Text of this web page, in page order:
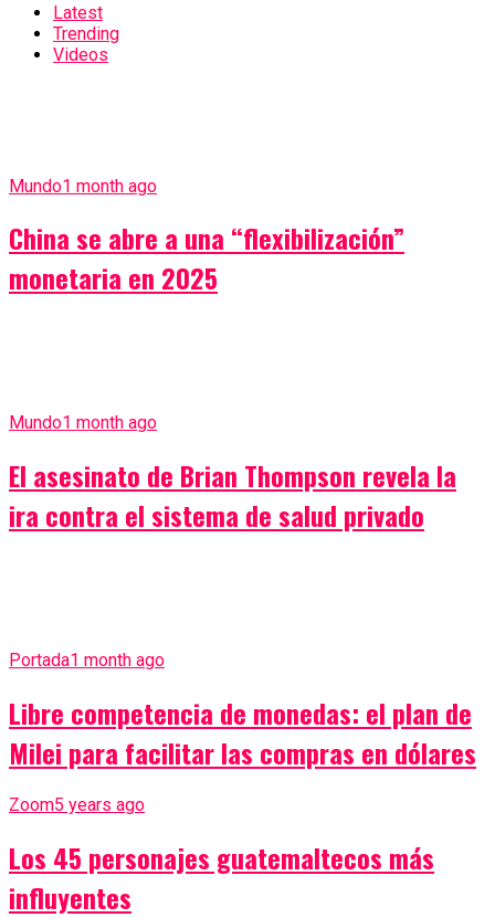
Latest
Trending
Videos
Mundo1 month ago
China se abre a una “flexibilización”
monetaria en 2025
Mundo1 month ago
El asesinato de Brian Thompson revela la
ira contra el sistema de salud privado
Portada1 month ago
Libre competencia de monedas: el plan de
Milei para facilitar las compras en dólares
Zoom5 years ago
Los 45 personajes guatemaltecos más
influyentes